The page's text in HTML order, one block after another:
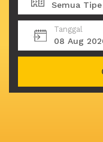
Semua Tipe
Tanggal
08 Aug